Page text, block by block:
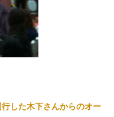
した木下さんからのオー